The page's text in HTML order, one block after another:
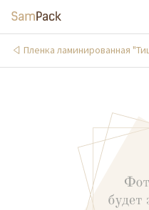
Пленка ламинированная